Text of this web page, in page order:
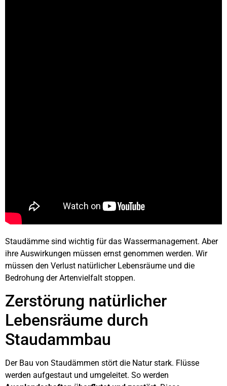
Staudämme sind wichtig für das Wassermanagement. Aber
ihre Auswirkungen müssen ernst genommen werden. Wir
müssen den Verlust natürlicher Lebensräume und die
Bedrohung der Artenvielfalt stoppen.
Zerstörung natürlicher
Lebensräume durch
Staudammbau
Der Bau von Staudämmen stört die Natur stark. Flüsse
werden aufgestaut und umgeleitet. So werden